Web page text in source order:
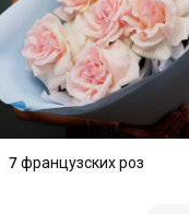
7 французских роз